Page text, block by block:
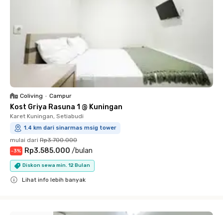
Coliving • Campur
Kost Griya Rasuna 1 @ Kuningan
Karet Kuningan, Setiabudi
1.4 km dari sinarmas msig tower
mulai dari Rp3.700.000
-3% Rp3.585.000 /bulan
Diskon sewa min. 12 Bulan
Lihat info lebih banyak